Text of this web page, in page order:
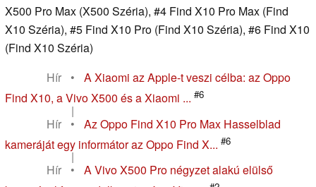
X500 Pro Max (X500 Széria), #4 Find X10 Pro Max (Find
X10 Széria), #5 Find X10 Pro (Find X10 Széria), #6 Find X10
(Find X10 Széria)
Hír
•
A Xiaomi az Apple-t veszi célba: az Oppo
Find X10, a Vivo X500 és a Xiaomi ... #6
|
Hír
•
Az Oppo Find X10 Pro Max Hasselblad
kameráját egy informátor az Oppo Find X... #6
|
Hír
•
A Vivo X500 Pro négyzet alakú elülső